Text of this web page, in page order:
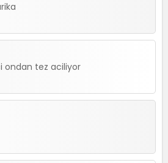
ondan tez aciliyor